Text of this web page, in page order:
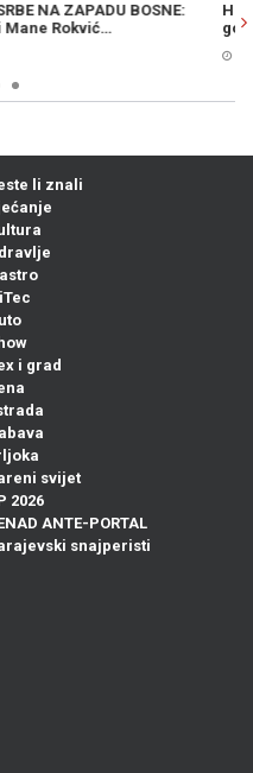
se dopisivao sa starijom
prijatelju...
li znali
i grad
svijet
2026
ANTE-PORTAL
snajperisti